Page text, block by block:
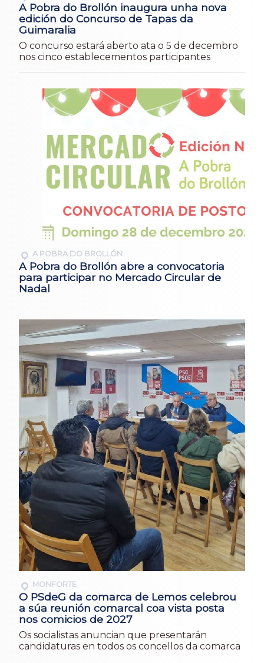
A Pobra do Brollón inaugura unha nova
edición do Concurso de Tapas da
Guimaralia
O concurso estará aberto ata o 5 de decembro
nos cinco establecementos participantes
A POBRA DO BROLLÓN
A Pobra do Brollón abre a convocatoria
para participar no Mercado Circular de
Nadal
MONFORTE
O PSdeG da comarca de Lemos celebrou
a súa reunión comarcal coa vista posta
nos comicios de 2027
Os socialistas anuncian que presentarán
candidaturas en todos os concellos da comarca